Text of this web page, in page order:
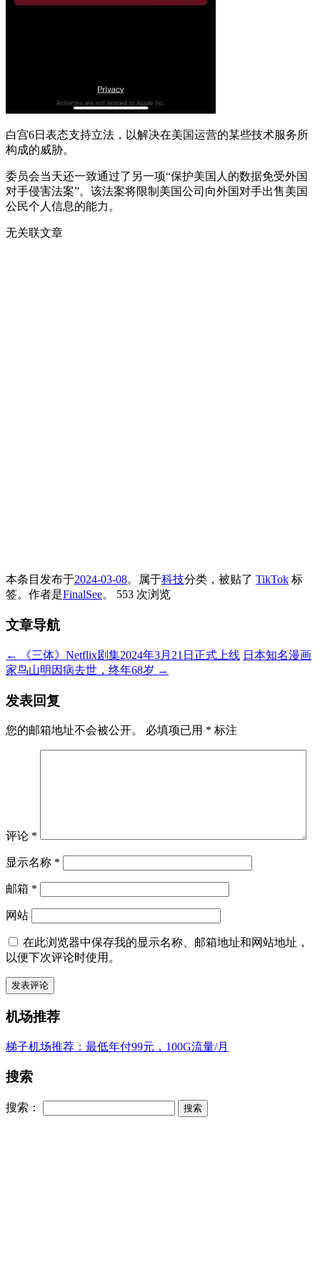
白宫6日表态支持立法，以解决在美国运营的某些技术服务所
构成的威胁。
委员会当天还一致通过了另一项“保护美国人的数据免受外国
对手侵害法案”。该法案将限制美国公司向外国对手出售美国
公民个人信息的能力。
无关联文章
本条目发布于2024-03-08。属于科技分类，被贴了 TikTok 标
签。 作者是FinalSee。 553 次浏览
文章导航
← 《三体》Netflix剧集2024年3月21日正式上线 日本知名漫画
家鸟山明因病去世，终年68岁 →
发表回复
您的邮箱地址不会被公开。 必填项已用 * 标注
评论 *
显示名称 *
邮箱 *
网站
在此浏览器中保存我的显示名称、邮箱地址和网站地址，
以便下次评论时使用。
机场推荐
梯子机场推荐：最低年付99元，100G流量/月
搜索
搜索：